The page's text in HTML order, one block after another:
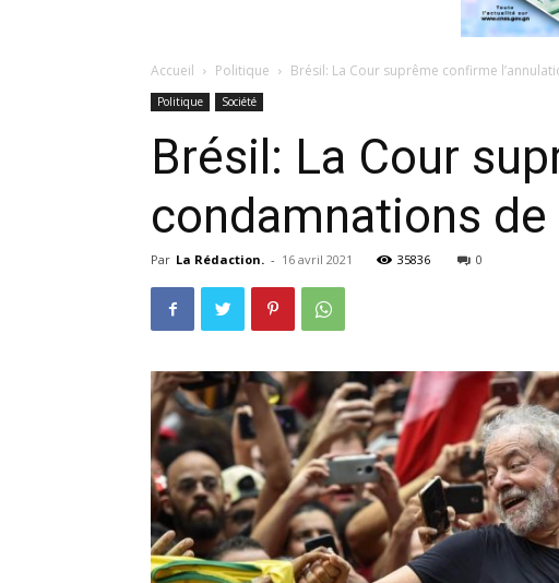
Accueil Politique Brésil: La Cour suprême confirme
Politique Société
Brésil: La Cour
condamnations de
Par La Rédaction. - 16 avril 2021 35836 0